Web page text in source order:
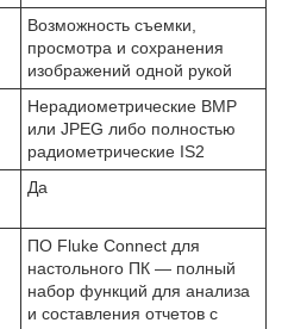
Возможность съемки,
просмотра и сохранения
изображений одной рукой
Нерадиометрические BMP
или JPEG либо полностью
радиометрические IS2
Да
ПО Fluke Connect для
настольного ПК — полный
набор функций для анализа
и составления отчетов с